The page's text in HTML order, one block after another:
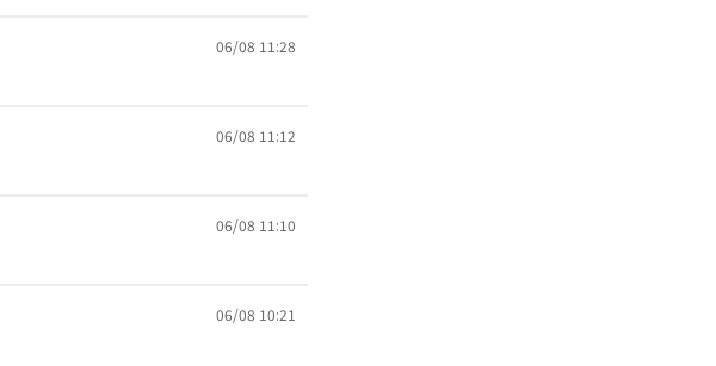
06/08 11:28
06/08 11:12
06/08 11:10
06/08 10:21